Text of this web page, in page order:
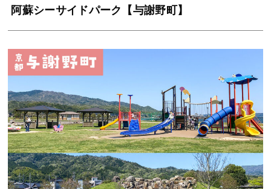
阿蘇シーサイドパーク【与謝野町】